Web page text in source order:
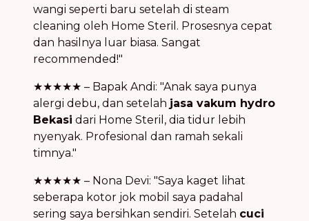
wangi seperti baru setelah di steam
cleaning oleh Home Steril. Prosesnya cepat
dan hasilnya luar biasa. Sangat
recommended!"
★★★★★ – Bapak Andi: "Anak saya punya
alergi debu, dan setelah jasa vakum hydro
Bekasi dari Home Steril, dia tidur lebih
nyenyak. Profesional dan ramah sekali
timnya."
★★★★★ – Nona Devi: "Saya kaget lihat
seberapa kotor jok mobil saya padahal
sering saya bersihkan sendiri. Setelah cuci